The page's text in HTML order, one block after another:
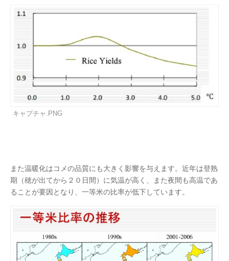
キャプチャ.PNG
また温暖化はコメの品質にも大きく影響を与えます。近年は登熟
期（穂が出てから２０日間）に気温が高く、また夜間も高温であ
ることが要因となり、一等米の比率が低下しています。